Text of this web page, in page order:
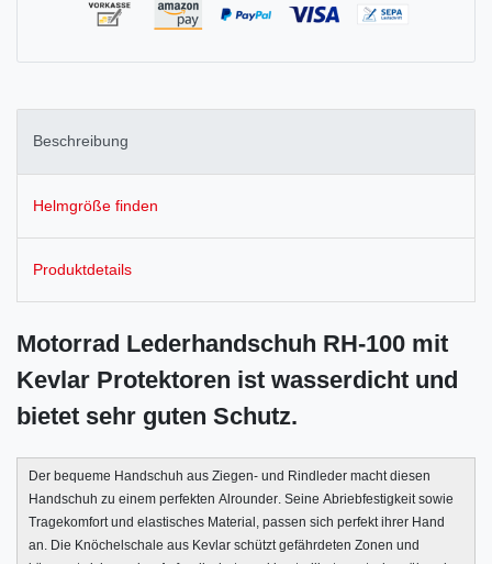
Beschreibung
Helmgröße finden
Produktdetails
Motorrad Lederhandschuh RH-100 mit
Kevlar Protektoren ist wasserdicht und
bietet sehr guten Schutz.
Der bequeme Handschuh aus Ziegen- und Rindleder macht diesen
Handschuh zu einem perfekten Alrounder. Seine Abriebfestigkeit sowie
Tragekomfort und elastisches Material, passen sich perfekt ihrer Hand
an. Die Knöchelschale aus Kevlar schützt gefährdeten Zonen und